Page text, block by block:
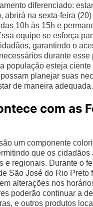
diferenciado:
abrirá na sexta-feira
10h às 15h e
equipe se esforça
garantindo o
durante esse
população esteja
planejar suas
de maneira adequada.
com as
um componente
que os cidadãos
e regionais. Durante o
São José do Rio Preto
alterações nos
poderão continuar a
e outros produtos